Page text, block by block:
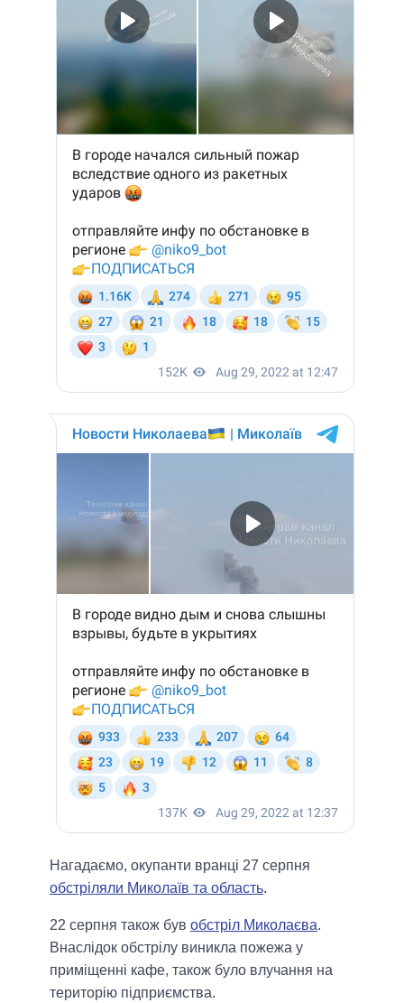
Нагадаємо, окупанти вранці 27 серпня
обстріляли Миколаїв та область.
22 серпня також був обстріл Миколаєва.
Внаслідок обстрілу виникла пожежа у
приміщенні кафе, також було влучання на
територію підприємства.